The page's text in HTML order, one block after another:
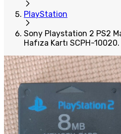
PlayStation
Sony Playstation 2 PS2
Hafıza Kartı SCPH-10020.